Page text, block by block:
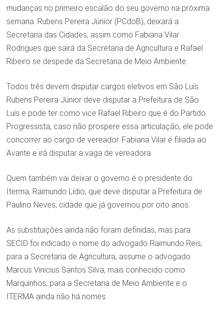
mudanças no primeiro escalão do seu governo na próxima
semana. Rubens Pereira Júnior (PCdoB), deixará a
Secretaria das Cidades, assim como Fabiana Vilar
Rodrigues que sairá da Secretaria de Agricultura e Rafael
Ribeiro se despede da Secretaria de Meio Ambiente.
Todos três devem disputar cargos eletivos em São Luís.
Rubens Pereira Júnior deve disputar a Prefeitura de São
Luís e pode ter como vice Rafael Ribeiro que é do Partido
Progressista, caso não prospere essa articulação, ele pode
concorrer ao cargo de vereador. Fabiana Vilar é filiada ao
Avante e irá disputar a vaga de vereadora.
Quem também vai deixar o governo é o presidente do
Iterma, Raimundo Lídio, que deve disputar a Prefeitura de
Paulino Neves, cidade que já governou por oito anos.
As substituições ainda não foram definidas, mas para
SECID foi indicado o nome do advogado Raimundo Reis;
para a Secretaria de Agricultura, assume o advogado
Marcus Vinicius Santos Silva, mais conhecido como
Marquinhos; para a Secretaria de Meio Ambiente e o
ITERMA ainda não há nomes.